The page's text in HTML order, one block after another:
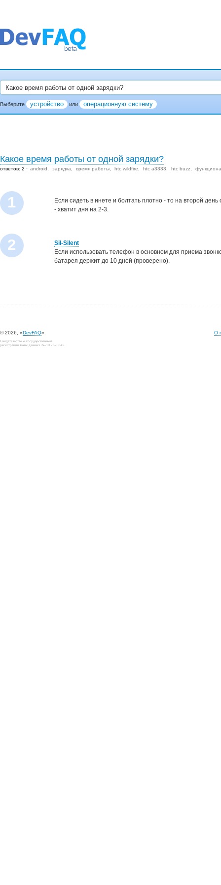
Выберите устройство или операционную систему
Какое время работы от одной зарядки?
ответов: 2 android зарядка время работы htc wildfire htc a3333 htc buzz
1
Если сидеть в инете и болтать плотно - то на второй
- хватит дня на 2-3.
2
Sil-Silent
Если использовать телефон в основном для приема
батарея держит до 10 дней (проверено).
© 2026, «DevFAQ». О
Свидетельство о государственной
регистрации базы данных №2012620649.